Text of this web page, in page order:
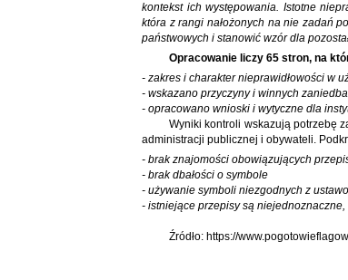
kontekst ich występowania. Istotne
która z rangi nałożonych na nie zadań
państwowych i stanowić wzór dla
Opracowanie liczy 65 stron, na
- zakres i charakter nieprawidłowości w
- wskazano przyczyny i winnych
- opracowano wnioski i wytyczne dla
Wyniki kontroli wskazują potrzebę
administracji publicznej i obywateli.
- brak znajomości obowiązujących
- brak dbałości o symbole
- używanie symboli niezgodnych z
- istniejące przepisy są
Źródło: https://